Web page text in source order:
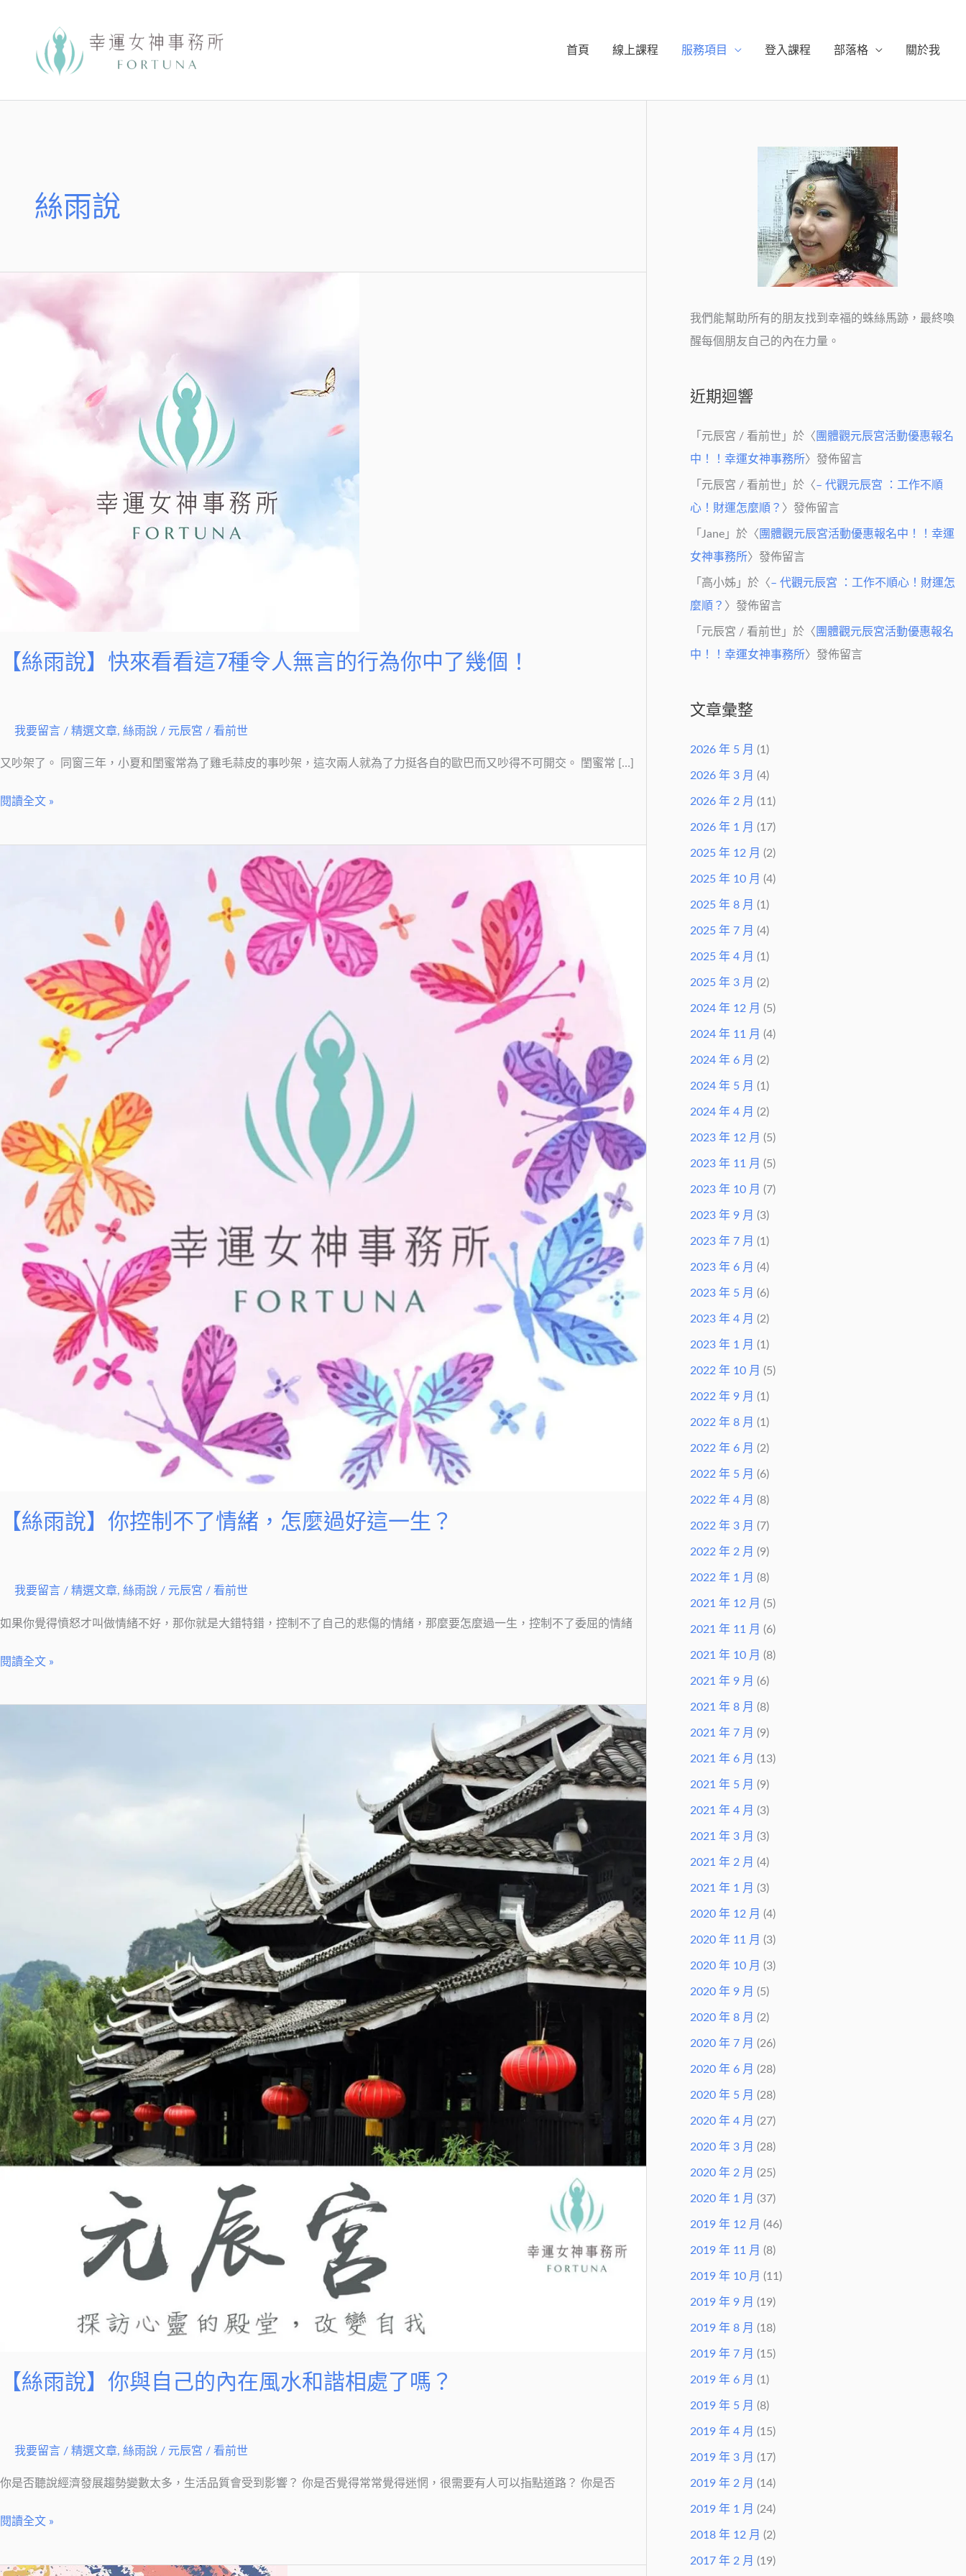
首頁 線上課程 服務項目 登入課程 部落格 關於我
絲雨說
【絲雨說】快來看看這7種令人無言的行為你中了幾個！
我要留言 / 精選文章, 絲雨說 / 元辰宮 / 看前世
又吵架了。 同窗三年，小夏和閨蜜常為了雞毛蒜皮的事吵架，這次兩人就為了力挺各自的歐巴而又吵得不可開交。 閨蜜常 […]
說】
言
閱讀全文 »
【絲雨說】你控制不了情緒，怎麼過好這一生？
我要留言 / 精選文章, 絲雨說 / 元辰宮 / 看前世
如果你覺得憤怒才叫做情緒不好，那你就是大錯特錯，控制不了自己的悲傷的情緒，那麼要怎麼過一生，控制不了委屈的情緒
好
這
閱讀全文 »
【絲雨說】你與自己的內在風水和諧相處了嗎？
我要留言 / 精選文章, 絲雨說 / 元辰宮 / 看前世
你是否聽說經濟發展趨勢變數太多，生活品質會受到影響？ 你是否覺得常常覺得迷惘，很需要有人可以指點道路？ 你是否
諧
相
處
了
嗎？
閱讀全文 »
我們能幫助所有的朋友找到幸福的蛛絲馬跡，最終喚
醒每個朋友自己的內在力量。
近期迴響
「 元辰宮 / 看前世 」於〈 團體觀元辰宮活動優惠報名
中！！幸運女神事務所〉發佈留言
「 元辰宮 / 看前世 」於〈– 代觀元辰宮 ：工作不順
心！財運怎麼順？ 〉發佈留言
「 Jane 」於〈 團體觀元辰宮活動優惠報名中！！幸運
女神事務所〉發佈留言
「 高小姊 」於〈– 代觀元辰宮 ：工作不順心！財運怎
麼順？ 〉發佈留言
「 元辰宮 / 看前世 」於〈 團體觀元辰宮活動優惠報名
中！！幸運女神事務所〉發佈留言
文章彙整
2026 年 5 月 (1)
2026 年 3 月 (4)
2026 年 2 月 (11)
2026 年 1 月 (17)
2025 年 12 月 (2)
2025 年 10 月 (4)
2025 年 8 月 (1)
2025 年 7 月 (4)
2025 年 4 月 (1)
2025 年 3 月 (2)
2024 年 12 月 (5)
2024 年 11 月 (4)
2024 年 6 月 (2)
2024 年 5 月 (1)
2024 年 4 月 (2)
2023 年 12 月 (5)
2023 年 11 月 (5)
2023 年 10 月 (7)
2023 年 9 月 (3)
2023 年 7 月 (1)
2023 年 6 月 (4)
2023 年 5 月 (6)
2023 年 4 月 (2)
2023 年 1 月 (1)
2022 年 10 月 (5)
2022 年 9 月 (1)
2022 年 8 月 (1)
2022 年 6 月 (2)
2022 年 5 月 (6)
2022 年 4 月 (8)
2022 年 3 月 (7)
2022 年 2 月 (9)
2022 年 1 月 (8)
2021 年 12 月 (5)
2021 年 11 月 (6)
2021 年 10 月 (8)
2021 年 9 月 (6)
2021 年 8 月 (8)
2021 年 7 月 (9)
2021 年 6 月 (13)
2021 年 5 月 (9)
2021 年 4 月 (3)
2021 年 3 月 (3)
2021 年 2 月 (4)
2021 年 1 月 (3)
2020 年 12 月 (4)
2020 年 11 月 (3)
2020 年 10 月 (3)
2020 年 9 月 (5)
2020 年 8 月 (2)
2020 年 7 月 (26)
2020 年 6 月 (28)
2020 年 5 月 (28)
2020 年 4 月 (27)
2020 年 3 月 (28)
2020 年 2 月 (25)
2020 年 1 月 (37)
2019 年 12 月 (46)
2019 年 11 月 (8)
2019 年 10 月 (11)
2019 年 9 月 (19)
2019 年 8 月 (18)
2019 年 7 月 (15)
2019 年 6 月 (1)
2019 年 5 月 (8)
2019 年 4 月 (15)
2019 年 3 月 (17)
2019 年 2 月 (14)
2019 年 1 月 (24)
2018 年 12 月 (2)
2017 年 2 月 (19)